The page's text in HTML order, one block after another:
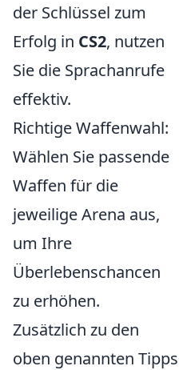
der Schlüssel zum
Erfolg in CS2, nutzen
Sie die Sprachanrufe
effektiv.
Richtige Waffenwahl:
Wählen Sie passende
Waffen für die
jeweilige Arena aus,
um Ihre
Überlebenschancen
zu erhöhen.
Zusätzlich zu den
oben genannten Tipps